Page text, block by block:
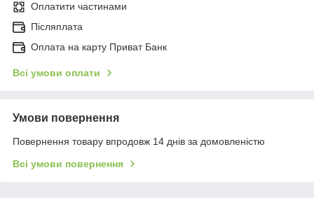
Оплатити частинами
Післяплата
Оплата на карту Приват Банк
Всі умови оплати
Умови повернення
Повернення товару впродовж 14 днів за домовленістю
Всі умови повернення